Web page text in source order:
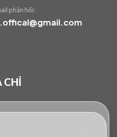
phản hồi: